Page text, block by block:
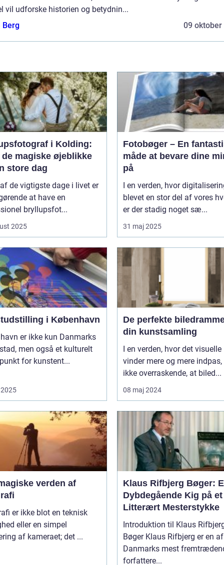
vil udforske historien og betydnin...
Berg
09 oktober
i Kolding:
de magiske øjeblikke
store dag
de vigtigste dage i livet er
at have en
bryllupsfot...
2025
Fotobøger – En
måde at bevare dine
på
I en verden, hvor
blevet en stor del af vores
er der stadig noget sæ...
31 maj 2025
i København
er ikke kun Danmarks
men også et kulturelt
for kunstent...
De perfekte
din kunstsamling
I en verden, hvor det
vinder mere og mere indpas,
ikke overraskende, at biled...
08 maj 2024
verden af
er ikke blot en teknisk
eller en simpel
af kameraet; det ...
Klaus Rifbjerg Bøger:
Dybdegående Kig på et
Litterært Mesterstykke
Introduktion til Klaus
Bøger Klaus Rifbjerg er en af
Danmarks mest
forfattere...